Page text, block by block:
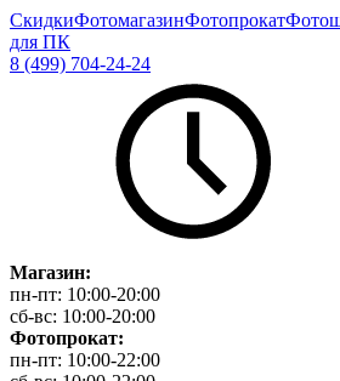
СкидкиФотомагазинФотопрокат
для ПК
8 (499) 704-24-24
Магазин:
пн-пт: 10:00-20:00
сб-вс: 10:00-20:00
Фотопрокат:
пн-пт: 10:00-22:00